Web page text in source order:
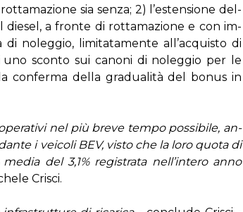
sia sen­za; 2) l’e­sten­sio­ne del­
die­sel, a fron­te di rot­ta­ma­zio­ne e con im­
no­leg­gio, li­mi­ta­ta­men­te al­l’ac­qui­sto di
scon­to sui ca­no­ni di no­leg­gio per le
con­fer­ma del­la gra­dua­li­tà del bo­nus in
nel più bre­ve tem­po pos­si­bi­le, an­
i vei­co­li BEV, vi­sto che la lo­ro quo­ta di
del 3,1% re­gi­stra­ta nel­l’in­te­ro an­no
Cri­sci.